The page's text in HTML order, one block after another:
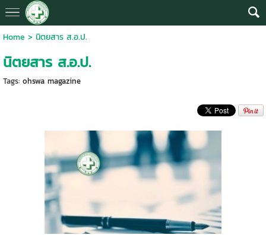
Home > นิตยสาร ส.อ.ป.
นิตยสาร ส.อ.ป.
Tags: ohswa magazine